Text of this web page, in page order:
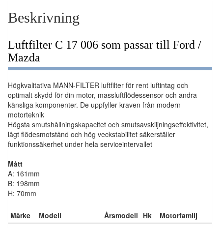
Beskrivning
Luftfilter C 17 006 som passar till Ford /
Mazda
Högkvalitativa MANN-FILTER luftfilter för rent luftintag och
optimalt skydd för din motor, massluftflödessensor och andra
känsliga komponenter. De uppfyller kraven från modern
motorteknik
Högsta smutshållningskapacitet och smutsavskiljningseffektivitet,
lågt flödesmotstånd och hög veckstabilitet säkerställer
funktionssäkerhet under hela serviceintervallet
Mått
A: 161mm
B: 198mm
H: 70mm
Märke Modell Årsmodell Hk
Motorfamilj